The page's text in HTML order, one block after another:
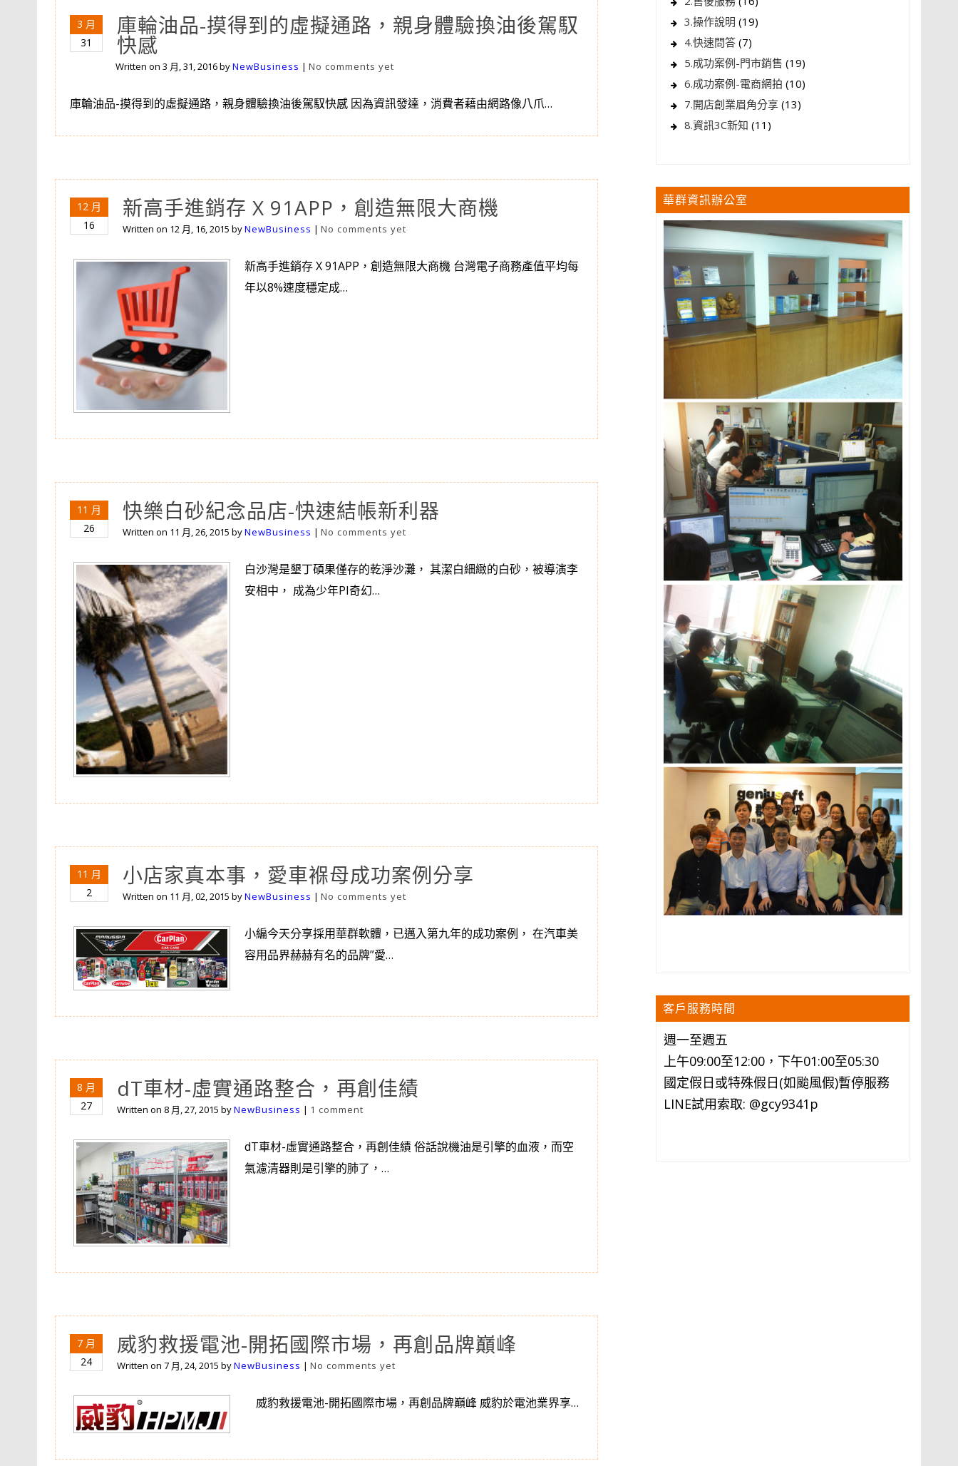
3 月
31
庫輪油品-摸得到的虛擬通路，親身體驗換油後駕馭
快感
Written on3 月, 31, 2016byNewBusiness |No comments yet
庫輪油品-摸得到的虛擬通路，親身體驗換油後駕馭快感 因為資訊發達，消費者藉由網路像八爪…
12 月
16
新高手進銷存 X 91APP，創造無限大商機
Written on 12 月, 16, 2015 byNewBusiness |No comments yet
新高手進銷存 X 91APP，創造無限大商機 台灣電子商務產值平均每
年以8%速度穩定成…
11 月
26
快樂白砂紀念品店-快速結帳新利器
Written on 11 月, 26, 2015 byNewBusiness |No comments yet
白沙灣是墾丁碩果僅存的乾淨沙灘， 其潔白細緻的白砂，被導演李
安相中， 成為少年PI奇幻…
11 月
2
小店家真本事，愛車褓母成功案例分享
Written on 11 月, 02, 2015 byNewBusiness |No comments yet
小編今天分享採用華群軟體，已邁入第九年的成功案例， 在汽車美
容用品界赫赫有名的品牌”愛…
8 月
27
dT車材-虛實通路整合，再創佳績
Written on 8 月, 27, 2015 byNewBusiness | 1 comment
dT車材-虛實通路整合，再創佳績 俗話說機油是引擎的血液，而空
氣濾清器則是引擎的肺了，…
7 月
24
威豹救援電池-開拓國際市場，再創品牌巔峰
Written on7 月, 24, 2015 byNewBusiness |No comments yet
威豹救援電池-開拓國際市場，再創品牌巔峰 威豹於電池業界享…
3.操作說明 (19)
4.快速問答 (7)
5.成功案例-門市銷售 (19)
6.成功案例-電商網拍 (10)
7.開店創業眉角分享 (13)
8.資訊3C新知 (11)
華群資訊辦公室
客戶服務時間
週一至週五
上午09:00至12:00，下午01:00至05:30
國定假日或特殊假日(如颱風假)暫停服務
LINE試用索取: @gcy9341p